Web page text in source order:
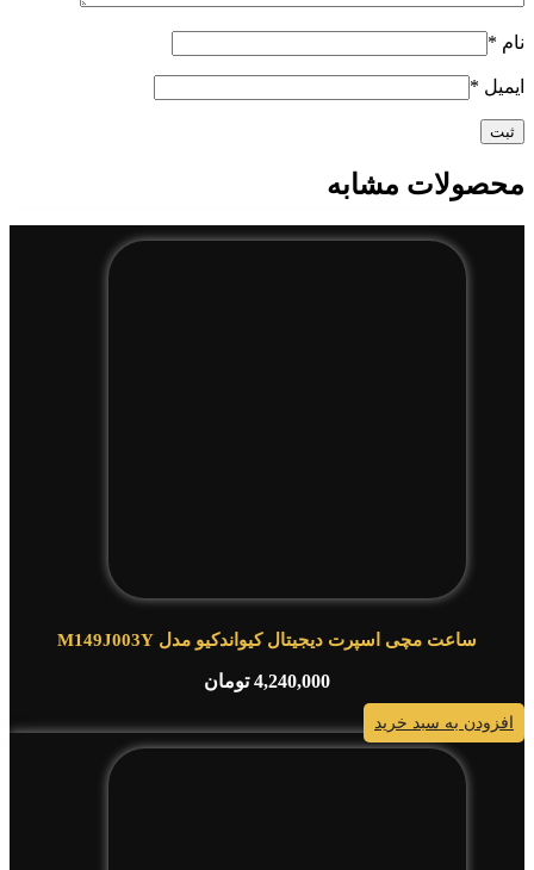
نام *
ایمیل *
محصولات مشابه
ساعت مچی اسپرت دیجیتال کیواندکیو مدل M149J003Y
4,240,000 تومان
افزودن به سبد خرید